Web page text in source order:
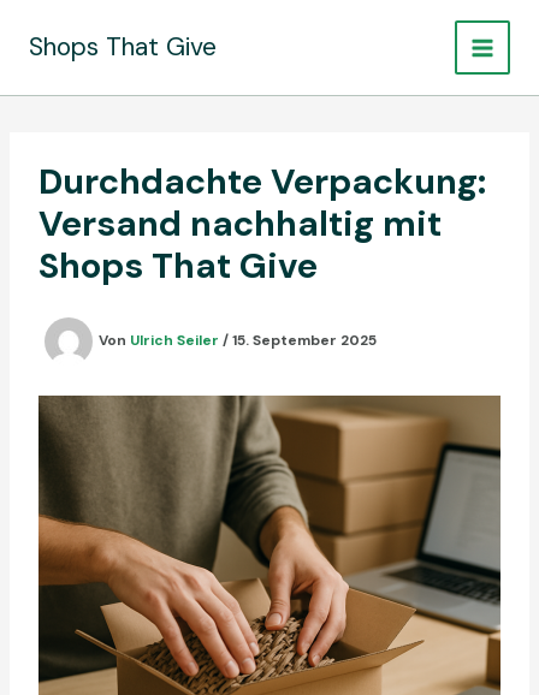
InhaltShops That Give
Durchdachte Verpackung:
Versand nachhaltig mit
Shops That Give
Von Ulrich Seiler /15. September 2025